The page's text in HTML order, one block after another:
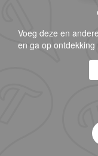
Voeg deze en
en ga op ontdekking